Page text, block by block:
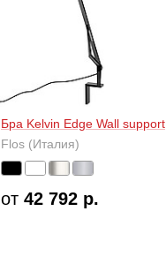
Бра Kelvin Edge Wall support
Flos (Италия)
от42 792 р.